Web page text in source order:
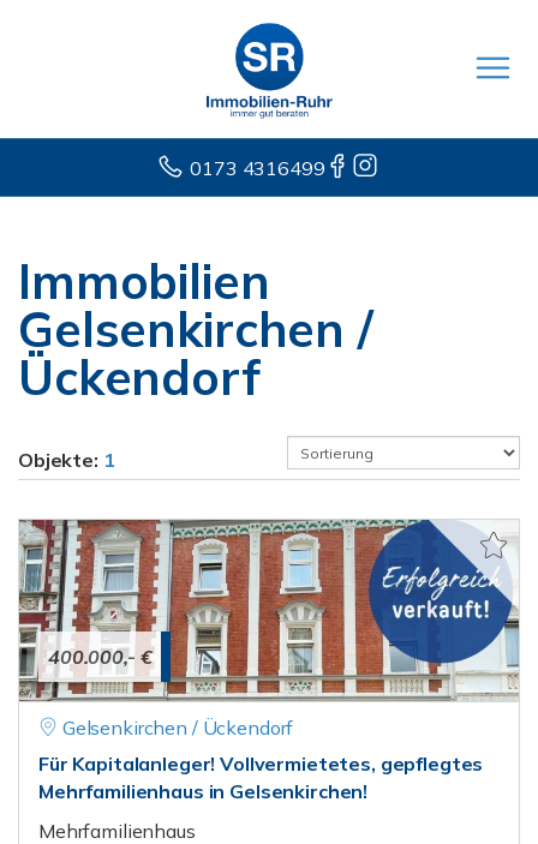
0173 4316499
Immobilien
Gelsenkirchen /
Ückendorf
Objekte: 1
400.000,- €
Gelsenkirchen / Ückendorf
Für Kapitalanleger! Vollvermietetes, gepflegtes
Mehrfamilienhaus in Gelsenkirchen!
Mehrfamilienhaus